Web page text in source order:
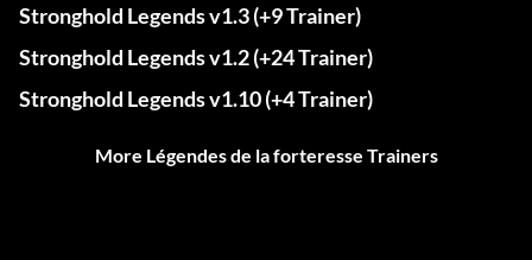
Stronghold Legends v1.3 (+9 Trainer)
Stronghold Legends v1.2 (+24 Trainer)
Stronghold Legends v1.10 (+4 Trainer)
More Légendes de la forteresse Trainers